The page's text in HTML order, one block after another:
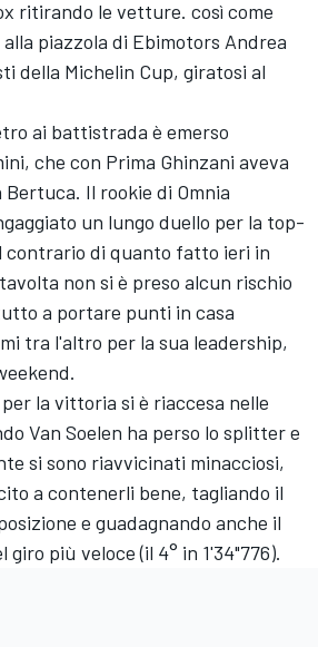
ritirando le vetture. così come
piazzola di Ebimotors Andrea
della Michelin Cup, giratosi al
ai battistrada è emerso
che con Prima Ghinzani aveva
Bertuca. Il rookie di Omnia
un lungo duello per la top-
contrario di quanto fatto ieri in
non si è preso alcun rischio
a portare punti in casa
tra l'altro per la sua leadership,
la vittoria si è riaccesa nelle
Van Soelen ha perso lo splitter e
si sono riavvicinati minacciosi,
a contenerli bene, tagliando il
e guadagnando anche il
più veloce (il 4° in 1'34"776).